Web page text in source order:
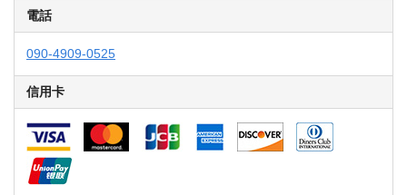
電話
090-4909-0525
信用卡